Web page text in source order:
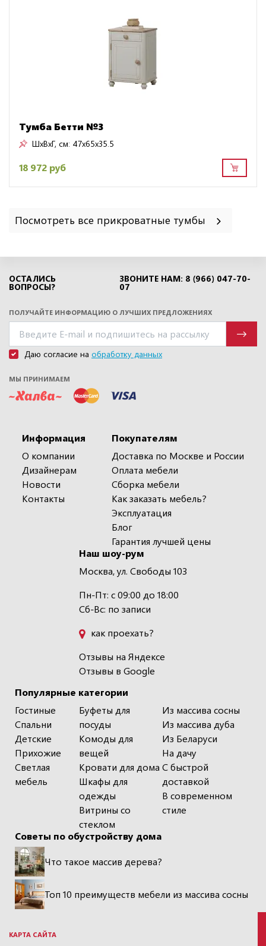
Тумба Бетти №3
ШxВxГ, см: 47x65x35.5
18 972 руб
Посмотреть все прикроватные тумбы
ОСТАЛИСЬ
ВОПРОСЫ?
ЗВОНИТЕ НАМ: 8 (966) 047-70-
07
ПОЛУЧАЙТЕ ИНФОРМАЦИЮ О ЛУЧШИХ ПРЕДЛОЖЕНИЯХ
Даю согласие на обработку данных
МЫ ПРИНИМАЕМ
Информация
О компании
Дизайнерам
Новости
Контакты
Популярные категории
Гостиные
Спальни
Детские
Прихожие
Светлая
мебель
Буфеты для
посуды
Комоды для
вещей
Кровати для дома
Шкафы для
одежды
Витрины со
стеклом
Из массива сосны
Из массива дуба
Из Беларуси
На дачу
С быстрой
доставкой
В современном
стиле
Покупателям
Доставка по Москве и России
Оплата мебели
Сборка мебели
Как заказать мебель?
Эксплуатация
Блог
Гарантия лучшей цены
Наш шоу-рум
Москва, ул. Свободы 103
Пн-Пт: с 09:00 до 18:00
Сб-Вс: по записи
как проехать?
Отзывы на Яндексе
Отзывы в Google
Советы по обустройству дома
Что такое массив дерева?
Топ 10 преимуществ мебели из массива сосны
КАРТА САЙТА